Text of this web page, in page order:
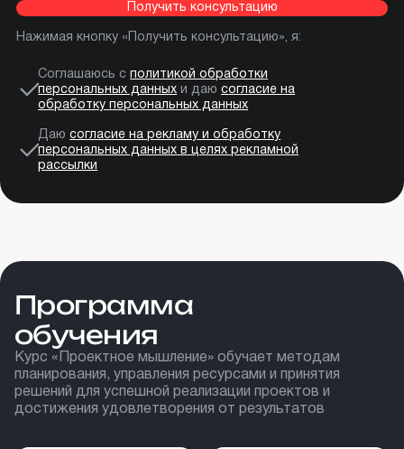
Получить консультацию
Нажимая кнопку «Получить консультацию», я:
Соглашаюсь с политикой обработки
персональных данных и даю согласие на
обработку персональных данных
Даю согласие на рекламу и обработку
персональных данных в целях рекламной
рассылки
Программа
обучения
Курс «Проектное мышление» обучает методам
планирования, управления ресурсами и принятия
решений для успешной реализации проектов и
достижения удовлетворения от результатов